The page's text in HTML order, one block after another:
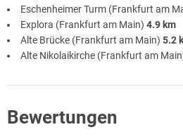
Eschenheimer Turm (Frankfurt am
Explora (Frankfurt am Main) 4.9 km
Alte Brücke (Frankfurt am Main) 5.2
Alte Nikolaikirche (Frankfurt am
Bewertungen